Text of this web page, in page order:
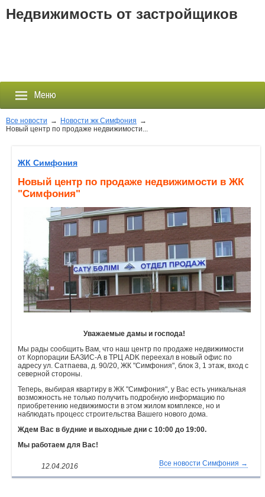
Недвижимость от застройщиков
Меню
Новостройки
Агентства
Объявления
Кабинет
Все новости → Новости жк Симфония →
Новый центр по продаже недвижимости...
ЖК Симфония
Новый центр по продаже недвижимости в ЖК
"Симфония"
Уважаемые дамы и господа!
Мы рады сообщить Вам, что наш центр по продаже недвижимости
от Корпорации БАЗИС-А в ТРЦ ADK переехал в новый офис по
адресу ул. Сатпаева, д. 90/20, ЖК "Симфония", блок 3, 1 этаж, вход с
северной стороны.
Теперь, выбирая квартиру в ЖК "Симфония", у Вас есть уникальная
возможность не только получить подробную информацию по
приобретению недвижимости в этом жилом комплексе, но и
наблюдать процесс строительства Вашего нового дома.
Ждем Вас в будние и выходные дни с 10:00 до 19:00.
Мы работаем для Вас!
12.04.2016 Все новости Симфония →